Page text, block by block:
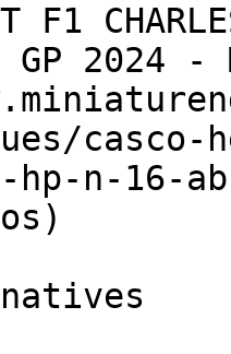
F1
2024 -
n-16-